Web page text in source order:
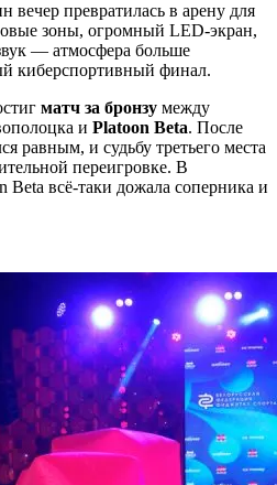
превратилась в арену для
зоны, огромный LED-экран,
— атмосфера больше
киберспортивный финал.
матч за бронзу между
и Platoon Beta. После
равным, и судьбу третьего места
переигровке. В
Beta всё-таки дожала соперника и